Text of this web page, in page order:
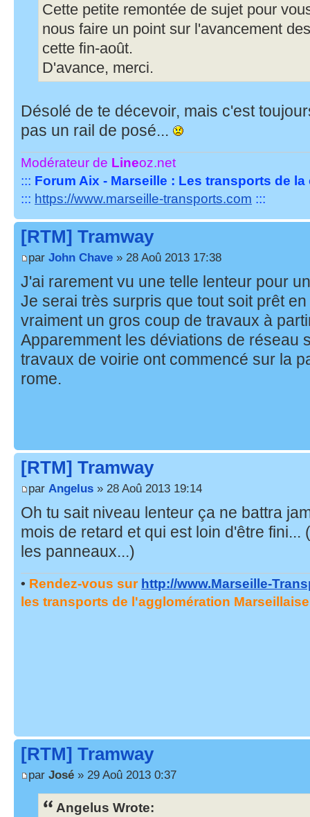
Cette petite remontée de sujet pour
nous faire un point sur l'avancement
cette fin-août.
D'avance, merci.
Désolé de te décevoir, mais c'est
pas un rail de posé...
Modérateur de Lineoz.net
::: Forum Aix - Marseille : Les transports de
::: https://www.marseille-transports.com :::
[RTM] Tramway
par John Chave » 28 Aoû 2013 17:38
J'ai rarement vu une telle lenteur pour
Je serai très surpris que tout soit prêt
vraiment un gros coup de travaux à
Apparemment les déviations de réseau
travaux de voirie ont commencé sur la
rome.
[RTM] Tramway
par Angelus » 28 Aoû 2013 19:14
Oh tu sait niveau lenteur ça ne battra
mois de retard et qui est loin d'être
les panneaux...)
• Rendez-vous sur http://www.Marseille-
les transports de l'agglomération
[RTM] Tramway
par José » 29 Aoû 2013 0:37
Angelus Wrote: